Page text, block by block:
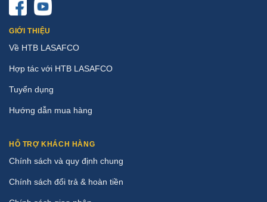
GIỚI THIỆU
Về HTB LASAFCO
Hợp tác với HTB LASAFCO
Tuyển dụng
Hướng dẫn mua hàng
HỖ TRỢ KHÁCH HÀNG
Chính sách và quy định chung
Chính sách đổi trả & hoàn tiền